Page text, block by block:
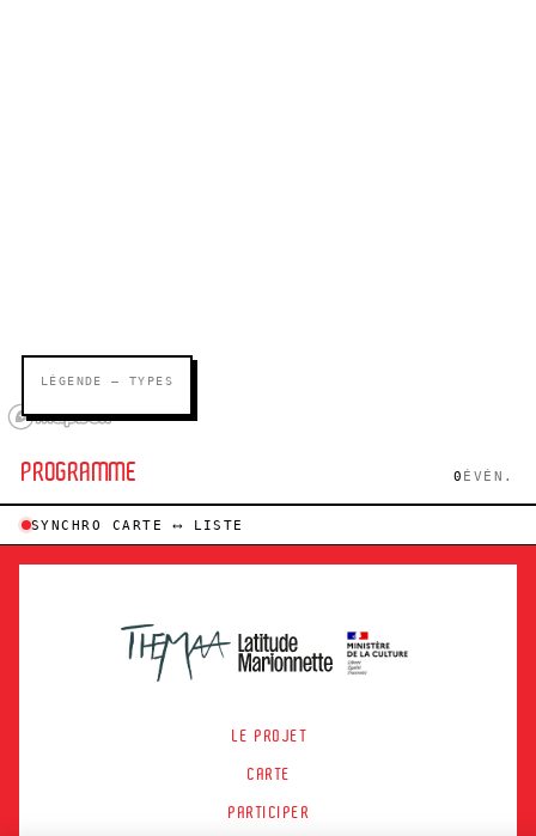
LÉGENDE — TYPES
PROGRAMME 0 ÉVÉN.
SYNCHRO CARTE ⟷ LISTE
LE PROJET
CARTE
PARTICIPER